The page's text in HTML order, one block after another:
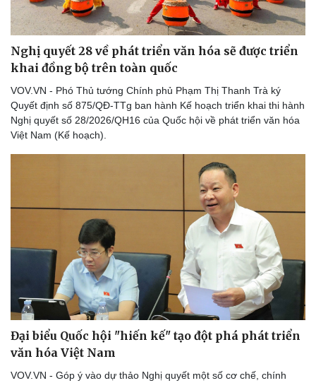
Nghị quyết 28 về phát triển văn hóa sẽ được triển
khai đồng bộ trên toàn quốc
VOV.VN - Phó Thủ tướng Chính phủ Phạm Thị Thanh Trà ký
Quyết định số 875/QĐ-TTg ban hành Kế hoạch triển khai thi hành
Nghị quyết số 28/2026/QH16 của Quốc hội về phát triển văn hóa
Việt Nam (Kế hoạch).
Đại biểu Quốc hội "hiến kế" tạo đột phá phát triển
văn hóa Việt Nam
VOV.VN - Góp ý vào dự thảo Nghị quyết một số cơ chế, chính